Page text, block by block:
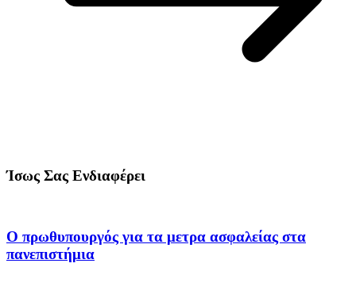
Ίσως Σας Ενδιαφέρει
Ο πρωθυπουργός για τα μετρα ασφαλείας στα
πανεπιστήμια